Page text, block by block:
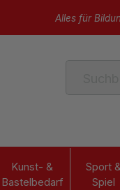
Alles für
Kunst- &
Bastelbedarf
Sport &
Spiel